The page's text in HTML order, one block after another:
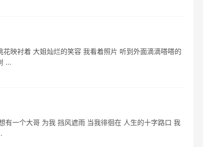
映衬着 大姐灿烂的笑容 我看着照片 听到外面滴滴嗒嗒的
...
一个大哥 为我 挡风遮雨 当我徘徊在 人生的十字路口 我